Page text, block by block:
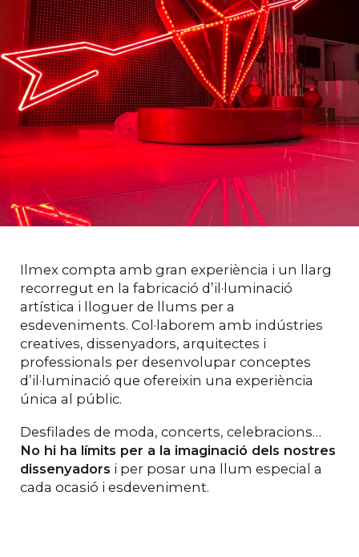
Ilmex compta amb gran experiència i un llarg
recorregut en la fabricació d’il·luminació
artística i lloguer de llums per a
esdeveniments. Col·laborem amb indústries
creatives, dissenyadors, arquitectes i
professionals per desenvolupar conceptes
d’il·luminació que ofereixin una experiència
única al públic.
Desfilades de moda, concerts, celebracions…
No hi ha límits per a la imaginació dels nostres
dissenyadors i per posar una llum especial a
cada ocasió i esdeveniment.